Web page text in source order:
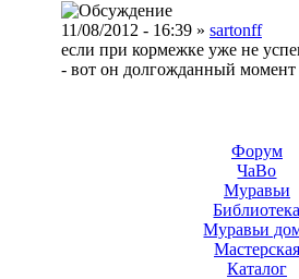
11/08/2012 - 16:39 » sartonff
если при кормежке уже не
- вот он долгожданный момент
Форум
ЧаВо
Муравьи
Муравьи
Мастерская
Каталог